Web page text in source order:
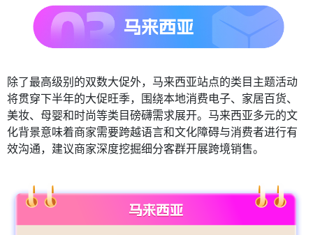
除了最高级别的双数大促外，马来西亚站点的类目主题活动
将贯穿下半年的大促旺季，围绕本地消费电子、家居百货、
美妆、母婴和时尚等类目磅礴需求展开。马来西亚多元的文
化背景意味着商家需要跨越语言和文化障碍与消费者进行有
效沟通，建议商家深度挖掘细分客群开展跨境销售。